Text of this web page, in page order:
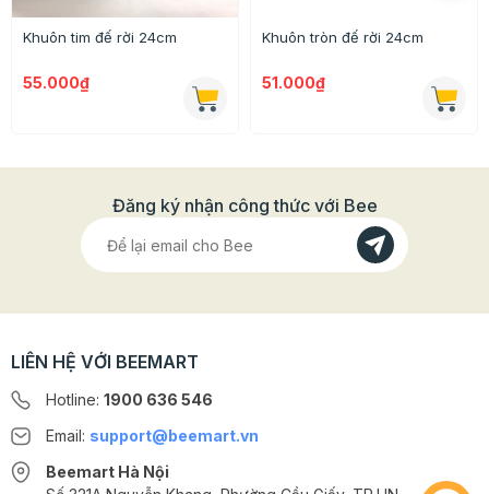
Khuôn tim đế rời 24cm
55.000₫
Khuôn tròn đế rời 24cm
51.000₫
Đăng ký nhận công thức với Bee
LIÊN HỆ VỚI BEEMART
Hotline: 1900 636 546
Email: support@beemart.vn
Beemart Hà Nội